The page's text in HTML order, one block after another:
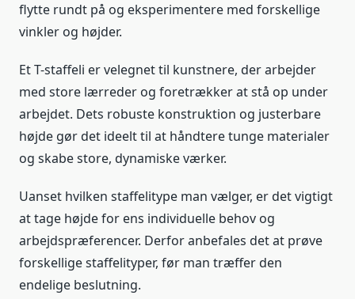
flytte rundt på og eksperimentere med forskellige
vinkler og højder.
Et T-staffeli er velegnet til kunstnere, der arbejder
med store lærreder og foretrækker at stå op under
arbejdet. Dets robuste konstruktion og justerbare
højde gør det ideelt til at håndtere tunge materialer
og skabe store, dynamiske værker.
Uanset hvilken staffelitype man vælger, er det vigtigt
at tage højde for ens individuelle behov og
arbejdspræferencer. Derfor anbefales det at prøve
forskellige staffelityper, før man træffer den
endelige beslutning.